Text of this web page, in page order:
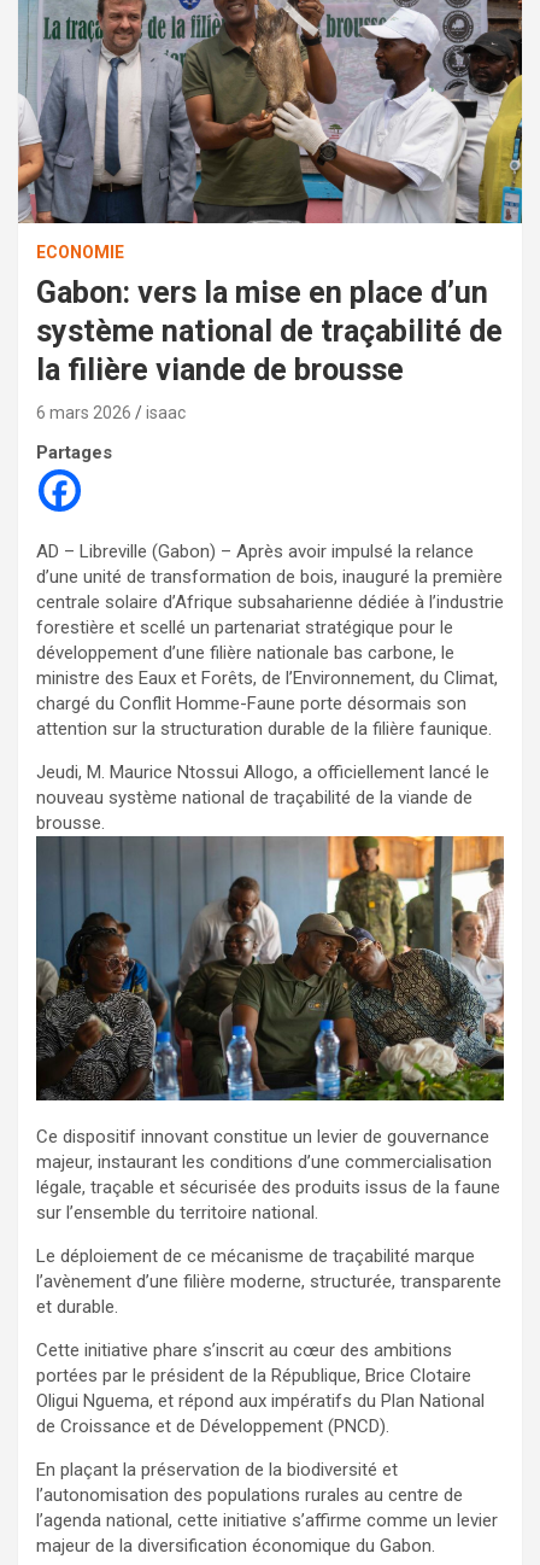
ECONOMIE
Gabon: vers la mise en place d’un
système national de traçabilité de
la filière viande de brousse
6 mars 2026 isaac
Partages
AD – Libreville (Gabon) – Après avoir impulsé la relance
d’une unité de transformation de bois, inauguré la première
centrale solaire d’Afrique subsaharienne dédiée à l’industrie
forestière et scellé un partenariat stratégique pour le
développement d’une filière nationale bas carbone, le
ministre des Eaux et Forêts, de l’Environnement, du Climat,
chargé du Conflit Homme-Faune porte désormais son
attention sur la structuration durable de la filière faunique.
Jeudi, M. Maurice Ntossui Allogo, a officiellement lancé le
nouveau système national de traçabilité de la viande de
brousse.
Ce dispositif innovant constitue un levier de gouvernance
majeur, instaurant les conditions d’une commercialisation
légale, traçable et sécurisée des produits issus de la faune
sur l’ensemble du territoire national.
Le déploiement de ce mécanisme de traçabilité marque
l’avènement d’une filière moderne, structurée, transparente
et durable.
Cette initiative phare s’inscrit au cœur des ambitions
portées par le président de la République, Brice Clotaire
Oligui Nguema, et répond aux impératifs du Plan National
de Croissance et de Développement (PNCD).
En plaçant la préservation de la biodiversité et
l’autonomisation des populations rurales au centre de
l’agenda national, cette initiative s’affirme comme un levier
majeur de la diversification économique du Gabon.